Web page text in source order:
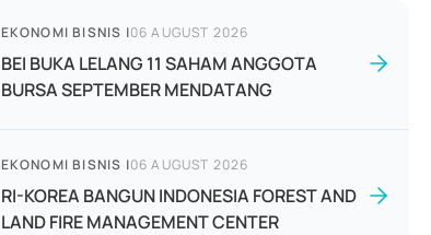
EKONOMI BISNIS |06 AUGUST 2026
BEI BUKA LELANG 11 SAHAM ANGGOTA
BURSA SEPTEMBER MENDATANG
EKONOMI BISNIS |06 AUGUST 2026
RI-KOREA BANGUN INDONESIA FOREST AND
LAND FIRE MANAGEMENT CENTER